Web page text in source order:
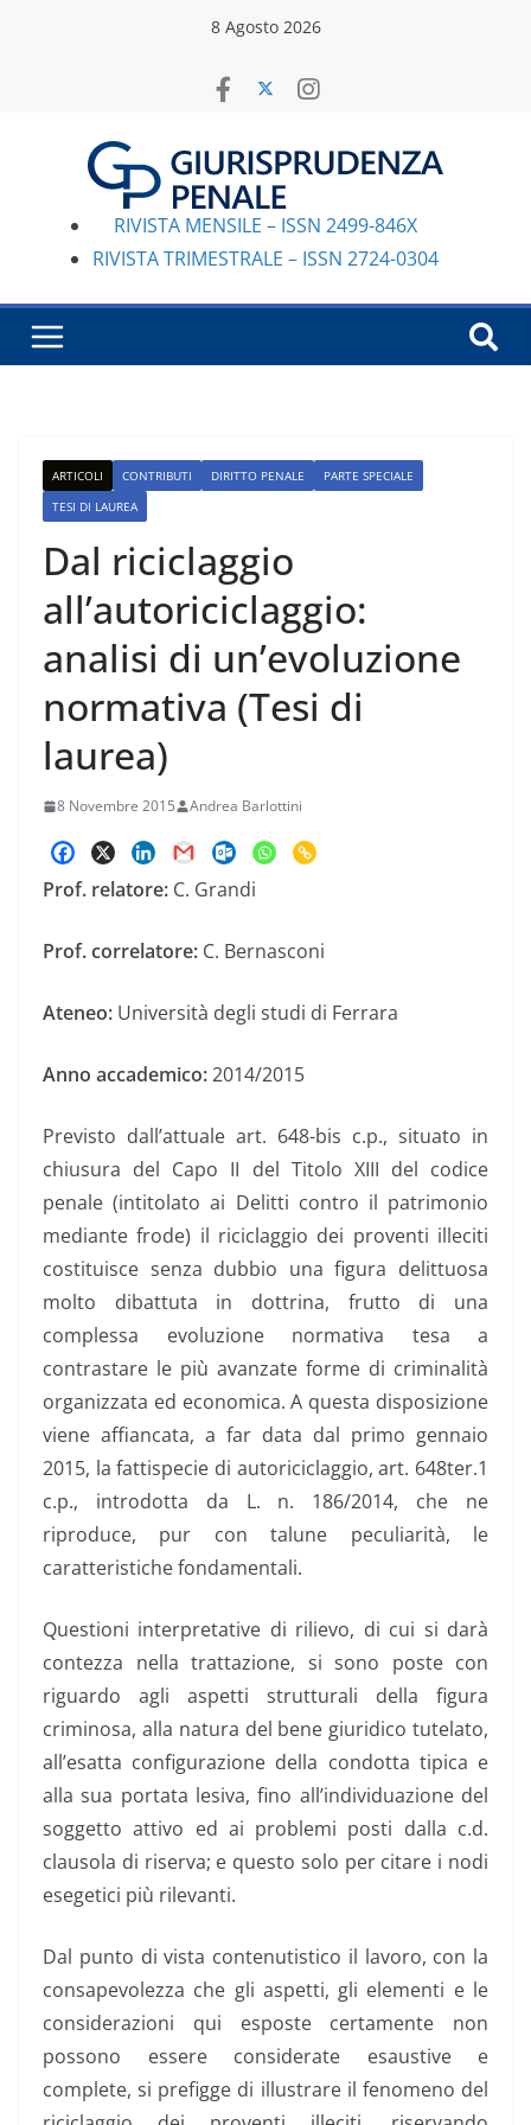
8 Agosto 2026
RIVISTA MENSILE – ISSN 2499-846X
RIVISTA TRIMESTRALE – ISSN 2724-0304
ARTICOLI CONTRIBUTI DIRITTO PENALE
PARTE SPECIALE
TESI DI LAUREA
Dal riciclaggio
all’autoriciclaggio:
analisi di un’evoluzione
normativa (Tesi di
laurea)
8 Novembre 2015 Andrea Barlottini
Prof. relatore: C. Grandi
Prof. correlatore: C. Bernasconi
Ateneo: Università degli studi di Ferrara
Anno accademico:2014/2015
Previsto dall’attuale art. 648-bis c.p., situato in
chiusura del Capo II del Titolo XIII del codice
penale (intitolato ai Delitti contro il patrimonio
mediante frode) il riciclaggio dei proventi illeciti
costituisce senza dubbio una figura delittuosa
molto dibattuta in dottrina, frutto di una
complessa evoluzione normativa tesa a
contrastare le più avanzate forme di criminalità
organizzata ed economica. A questa disposizione
viene affiancata, a far data dal primo gennaio
2015, la fattispecie di autoriciclaggio, art. 648ter.1
c.p., introdotta da L. n. 186/2014, che ne
riproduce, pur con talune peculiarità, le
caratteristiche fondamentali.
Questioni interpretative di rilievo, di cui si darà
contezza nella trattazione, si sono poste con
riguardo agli aspetti strutturali della figura
criminosa, alla natura del bene giuridico tutelato,
all’esatta configurazione della condotta tipica e
alla sua portata lesiva, fino all’individuazione del
soggetto attivo ed ai problemi posti dalla c.d.
clausola di riserva; e questo solo per citare i nodi
esegetici più rilevanti.
Dal punto di vista contenutistico il lavoro, con la
consapevolezza che gli aspetti, gli elementi e le
considerazioni qui esposte certamente non
possono essere considerate esaustive e
complete, si prefigge di illustrare il fenomeno del